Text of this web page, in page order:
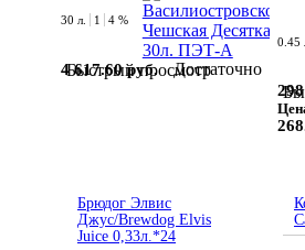
Быстрый просмотр
30 л. 1 4 %
4 617.60 руб. Достаточно
0.45
Брюдог Элвис
Джус/Brewdog Elvis
Juice 0,33л.*24